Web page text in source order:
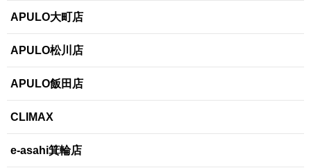
APULO大町店
APULO松川店
APULO飯田店
CLIMAX
e-asahi箕輪店